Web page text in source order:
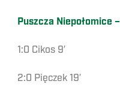
Puszcza Niepołomice
1:0 Cikos 9′
2:0 Pięczek 19′